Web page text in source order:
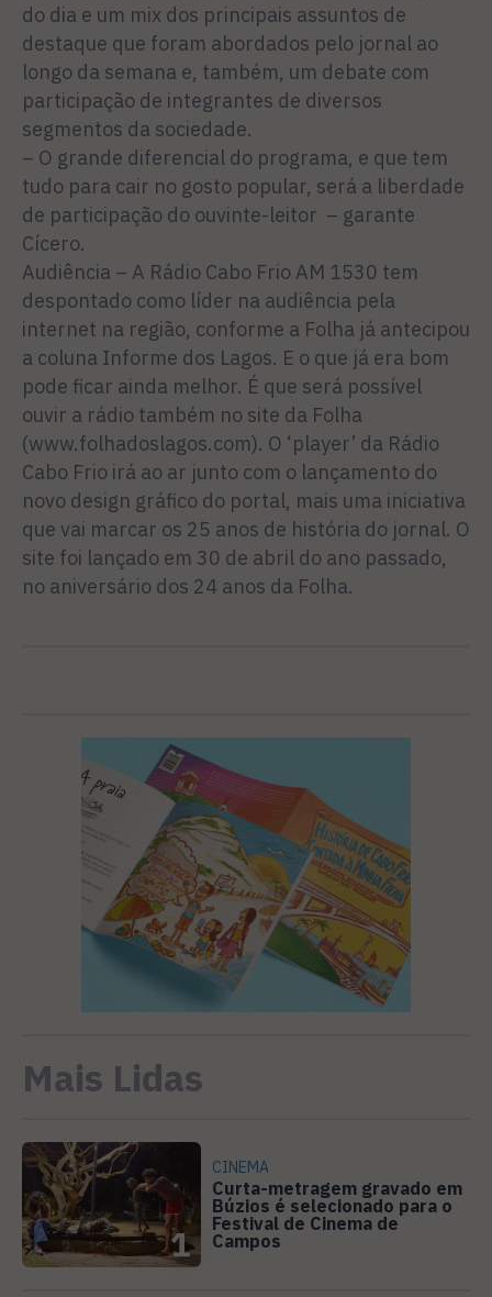
do dia e um mix dos principais assuntos de
destaque que foram abordados pelo jornal ao
longo da semana e, também, um debate com
participação de integrantes de diversos
segmentos da sociedade.
– O grande diferencial do programa, e que tem
tudo para cair no gosto popular, será a liberdade
de participação do ouvinte-leitor – garante
Cícero.
Audiência – A Rádio Cabo Frio AM 1530 tem
despontado como líder na audiência pela
internet na região, conforme a Folha já antecipou
a coluna Informe dos Lagos. E o que já era bom
pode ficar ainda melhor. É que será possível
ouvir a rádio também no site da Folha
(www.folhadoslagos.com). O ‘player’ da Rádio
Cabo Frio irá ao ar junto com o lançamento do
novo design gráfico do portal, mais uma iniciativa
que vai marcar os 25 anos de história do jornal. O
site foi lançado em 30 de abril do ano passado,
no aniversário dos 24 anos da Folha.
Mais Lidas
1
CINEMA
Curta-metragem gravado em
Búzios é selecionado para o
Festival de Cinema de
Campos